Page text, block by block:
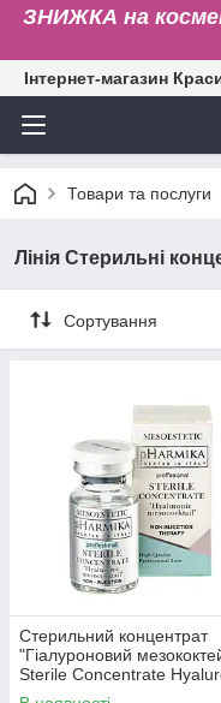
ЗНИЖКА на
Інтернет-магазин
Товари та послуги
Лінія Стерильні
Сортування
Стерильний концентрат
"Гіалуроновий
Sterile Concentrate
Mesococktail, 10 мл